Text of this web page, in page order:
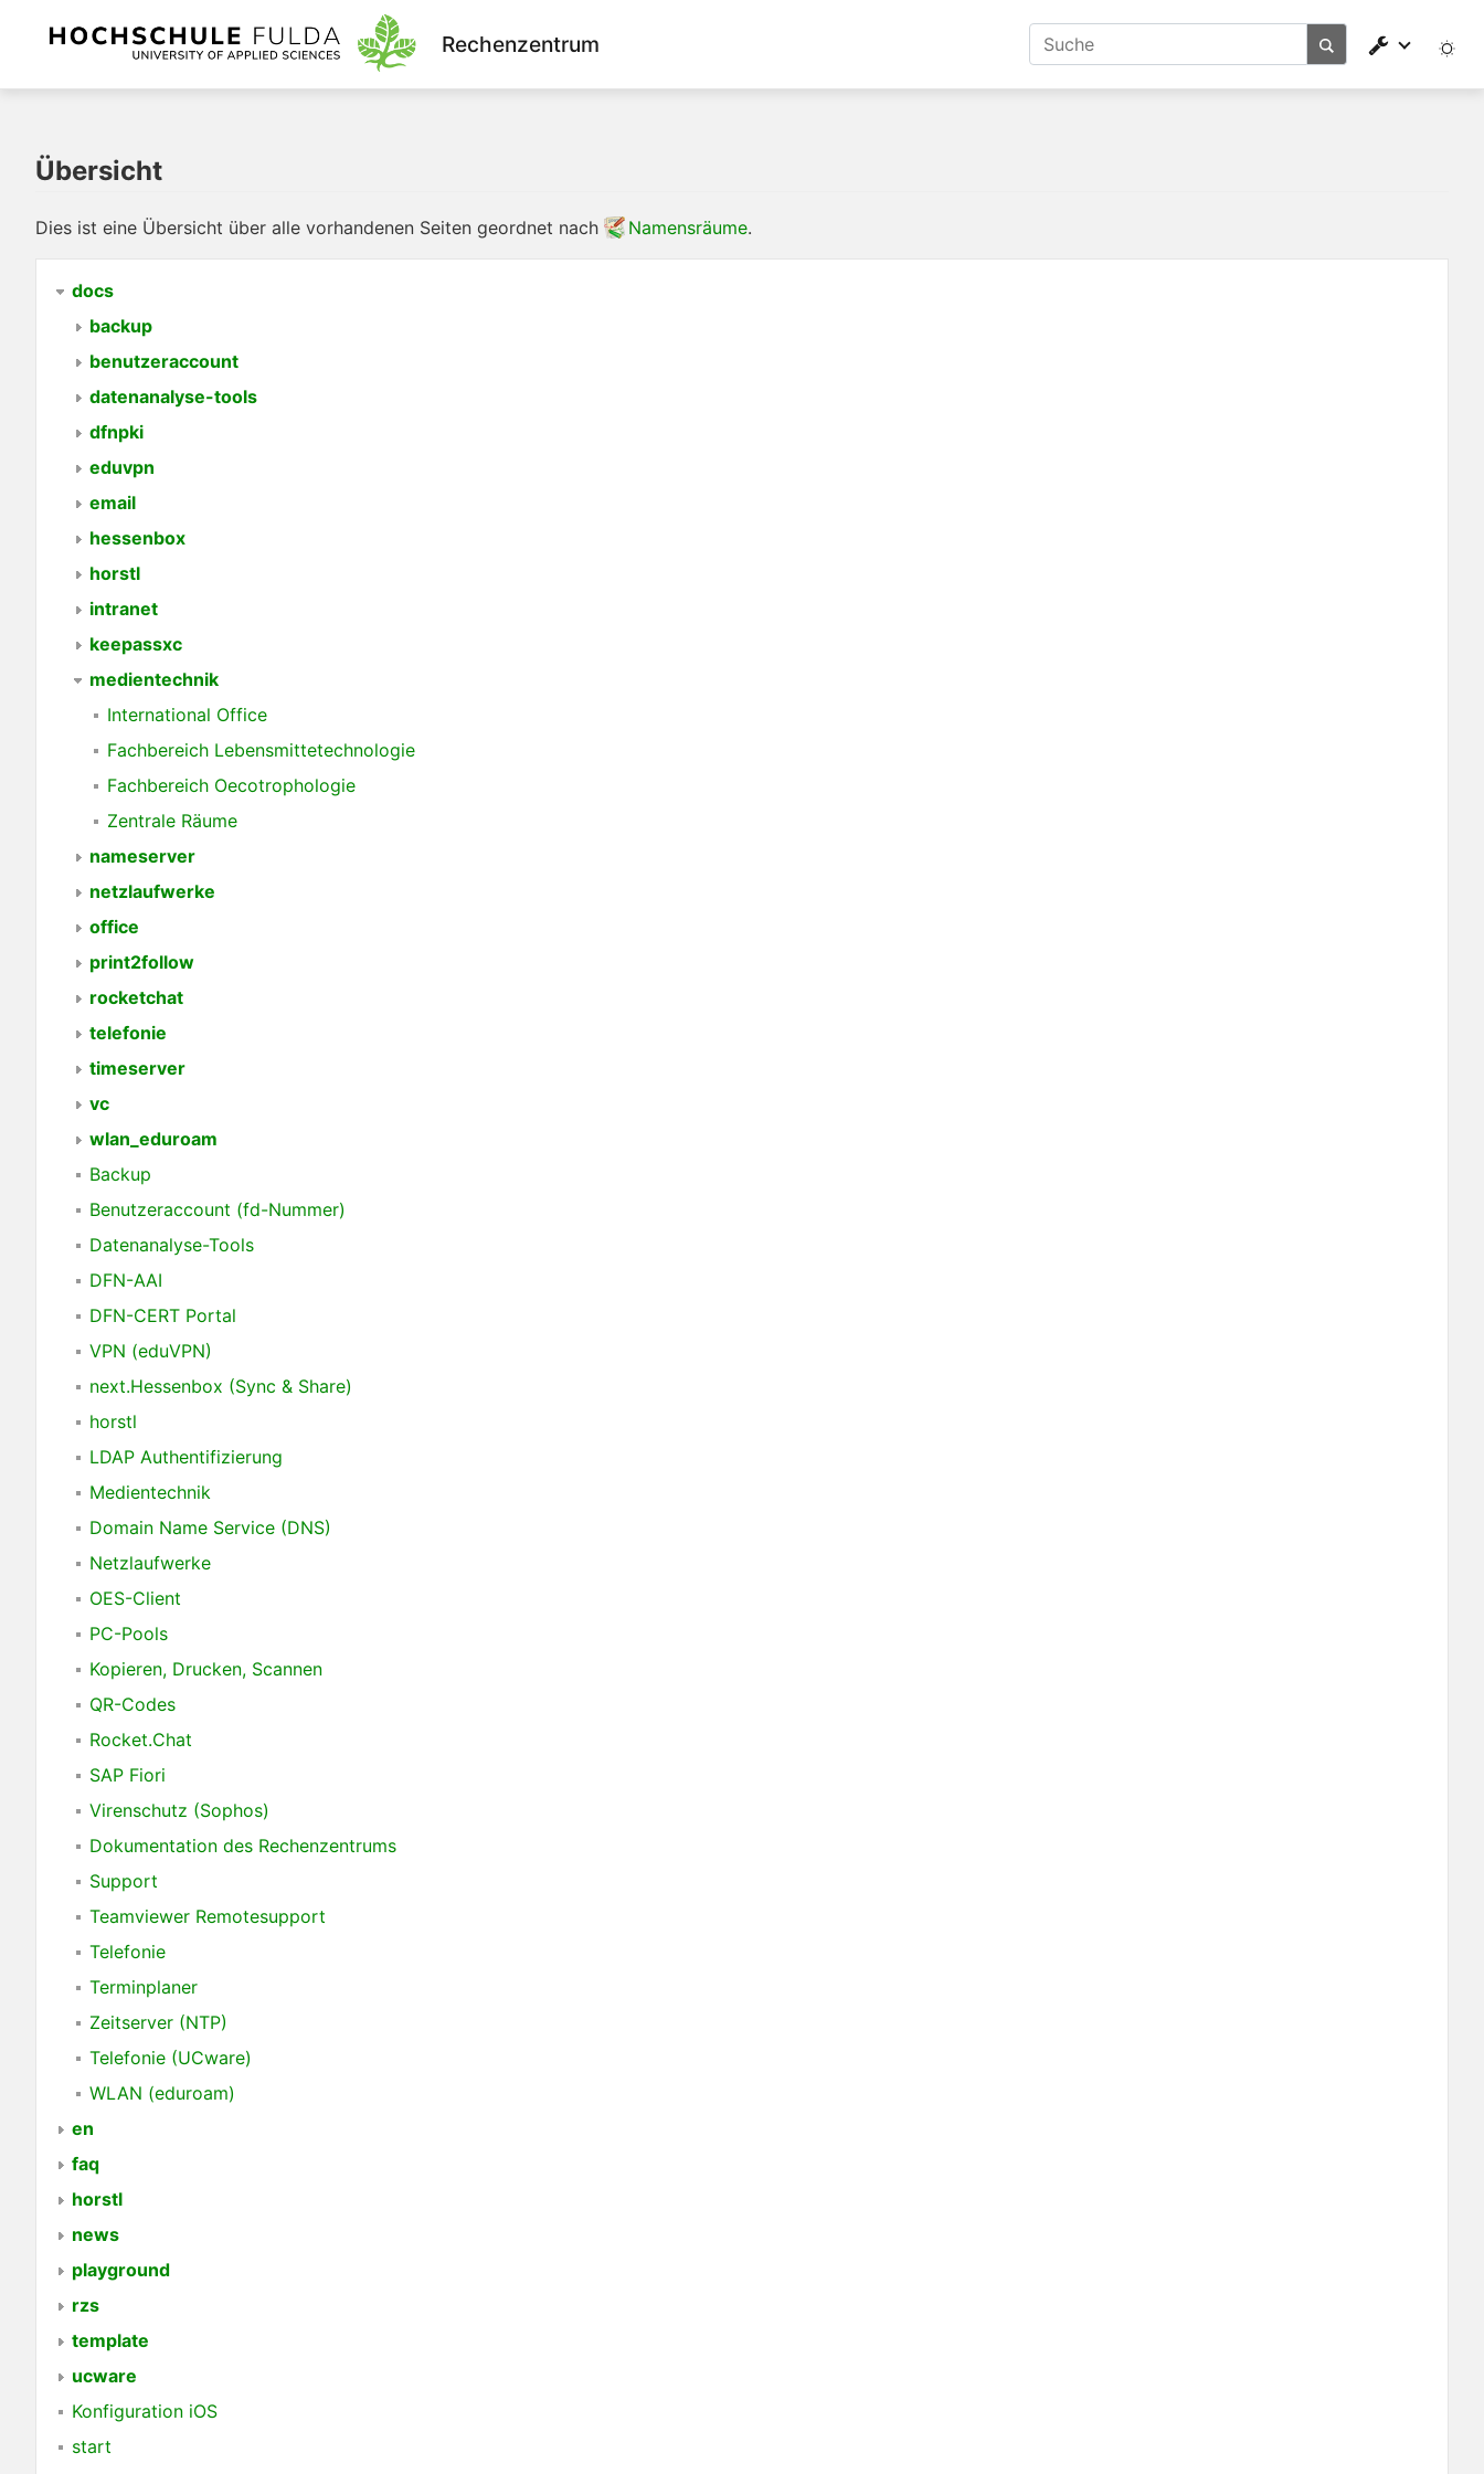
Rechenzentrum
Übersicht
Dies ist eine Übersicht über alle vorhandenen Seiten geordnet nach Namensräume.
docs
backup
benutzeraccount
datenanalyse-tools
dfnpki
eduvpn
email
hessenbox
horstl
intranet
keepassxc
medientechnik
International Office
Fachbereich Lebensmittetechnologie
Fachbereich Oecotrophologie
Zentrale Räume
nameserver
netzlaufwerke
office
print2follow
rocketchat
telefonie
timeserver
vc
wlan_eduroam
Backup
Benutzeraccount (fd-Nummer)
Datenanalyse-Tools
DFN-AAI
DFN-CERT Portal
VPN (eduVPN)
next.Hessenbox (Sync & Share)
horstl
LDAP Authentifizierung
Medientechnik
Domain Name Service (DNS)
Netzlaufwerke
OES-Client
PC-Pools
Kopieren, Drucken, Scannen
QR-Codes
Rocket.Chat
SAP Fiori
Virenschutz (Sophos)
Dokumentation des Rechenzentrums
Support
Teamviewer Remotesupport
Telefonie
Terminplaner
Zeitserver (NTP)
Telefonie (UCware)
WLAN (eduroam)
en
faq
horstl
news
playground
rzs
template
ucware
Konfiguration iOS
start